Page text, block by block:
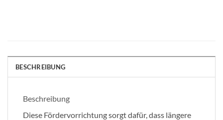
BESCHREIBUNG
Beschreibung
Diese Fördervorrichtung sorgt dafür, dass längere